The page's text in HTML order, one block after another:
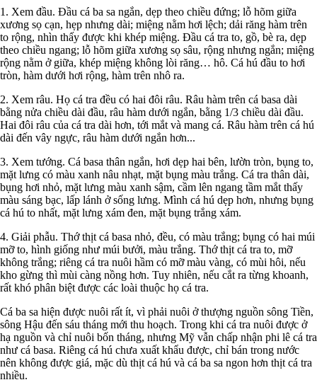
1. Xem đầu. Đầu cá ba sa ngắn, dẹp theo chiều đứng; lỗ hõm giữa
xương sọ cạn, hẹp nhưng dài; miệng nằm hơi lệch; dải răng hàm trên
to rộng, nhìn thấy được khi khép miệng. Đầu cá tra to, gồ, bè ra, dẹp
theo chiều ngang; lỗ hõm giữa xương sọ sâu, rộng nhưng ngắn; miệng
rộng nằm ở giữa, khép miệng không lòi răng… hô. Cá hú đầu to hơi
tròn, hàm dưới hơi rộng, hàm trên nhô ra.
2. Xem râu. Họ cá tra đều có hai đôi râu. Râu hàm trên cá basa dài
bằng nửa chiều dài đầu, râu hàm dưới ngắn, bằng 1/3 chiều dài đầu.
Hai đôi râu của cá tra dài hơn, tới mắt và mang cá. Râu hàm trên cá hú
dài đến vây ngực, râu hàm dưới ngắn hơn...
3. Xem tướng. Cá basa thân ngắn, hơi dẹp hai bên, lườn tròn, bụng to,
mặt lưng có màu xanh nâu nhạt, mặt bụng màu trắng. Cá tra thân dài,
bụng hơi nhỏ, mặt lưng màu xanh sậm, cầm lên ngang tầm mắt thấy
màu sáng bạc, lấp lánh ở sống lưng. Mình cá hú dẹp hơn, nhưng bụng
cá hú to nhất, mặt lưng xám đen, mặt bụng trắng xám.
4. Giải phẫu. Thớ thịt cá basa nhỏ, đều, có màu trắng; bụng có hai múi
mỡ to, hình giống như múi bưởi, màu trắng. Thớ thịt cá tra to, mỡ
không trắng; riêng cá tra nuôi hầm có mỡ màu vàng, có mùi hôi, nếu
kho gừng thì mùi càng nồng hơn. Tuy nhiên, nếu cắt ra từng khoanh,
rất khó phân biệt được các loài thuộc họ cá tra.
Cá ba sa hiện được nuôi rất ít, vì phải nuôi ở thượng nguồn sông Tiền,
sông Hậu đến sáu tháng mới thu hoạch. Trong khi cá tra nuôi được ở
hạ nguồn và chỉ nuôi bốn tháng, nhưng Mỹ vẫn chấp nhận phi lê cá tra
như cá basa. Riêng cá hú chưa xuất khẩu được, chỉ bán trong nước
nên không được giá, mặc dù thịt cá hú và cá ba sa ngon hơn thịt cá tra
nhiều.